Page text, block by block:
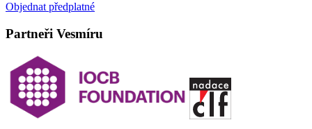
Objednat předplatné
Partneři Vesmíru